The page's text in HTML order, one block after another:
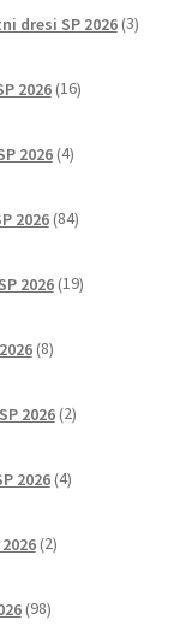
dresi SP 2026 3
2026 16izdelkov
2026 4izdelki
2026 84izdelkov
2026 19izdelkov
8izdelkov
2026 2izdelka
2026 4izdelki
2izdelka
98izdelkov